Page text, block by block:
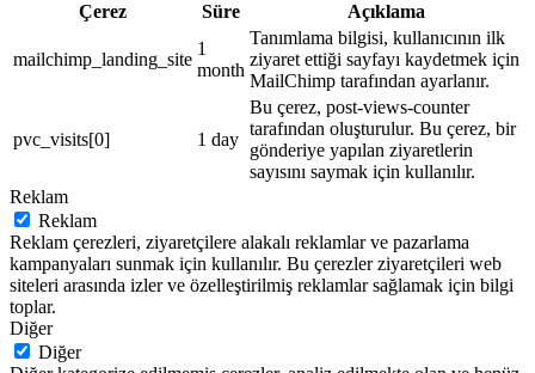
Çerez
Süre Açıklama
mailchimp_landing_site
1
month
Tanımlama bilgisi, kullanıcının ilk
ziyaret ettiği sayfayı kaydetmek için
MailChimp tarafından ayarlanır.
pvc_visits[0] 1 day
Bu çerez, post-views-counter
tarafından oluşturulur. Bu çerez, bir
gönderiye yapılan ziyaretlerin
sayısını saymak için kullanılır.
Reklam
Reklam
Reklam çerezleri, ziyaretçilere alakalı reklamlar ve pazarlama
kampanyaları sunmak için kullanılır. Bu çerezler ziyaretçileri web
siteleri arasında izler ve özelleştirilmiş reklamlar sağlamak için bilgi
toplar.
Diğer
Diğer